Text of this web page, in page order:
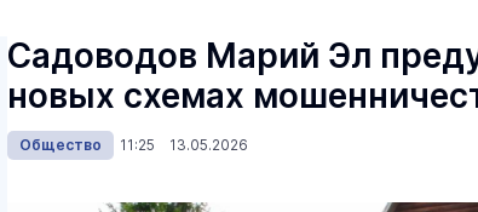
Садоводов Марий Эл
новых схемах
Общество 11:25 13.05.2026